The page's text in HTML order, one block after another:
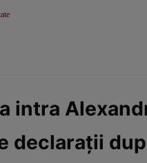
intra
declarații